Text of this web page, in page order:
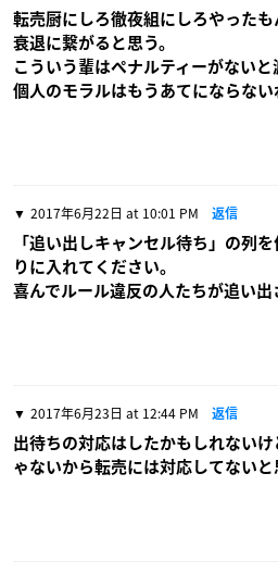
転売厨にしろ徹夜組にしろやった
衰退に繋がると思う。
こういう輩はペナルティーがない
個人のモラルはもうあてにならない
2017年6月22日 at 10:01 PM 返信
「追い出しキャンセル待ち」の列
りに入れてください。
喜んでルール違反の人たちが追い出
2017年6月23日 at 12:44 PM 返信
出待ちの対応はしたかもしれない
ゃないから転売には対応してない